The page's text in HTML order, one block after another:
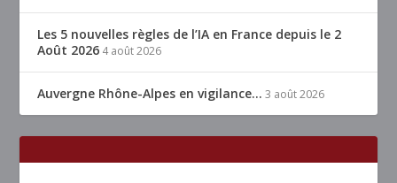
Les 5 nouvelles règles de l’IA en France depuis le 2
Août 2026 4 août 2026
Auvergne Rhône-Alpes en vigilance… 3 août 2026